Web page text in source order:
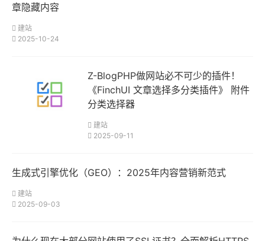
章隐藏内容
建站
2025-10-24
Z-BlogPHP做网站必不可少的插件！
《FinchUI 文章选择多分类插件》 附件
分类选择器
建站
2025-09-11
生成式引擎优化（GEO）：2025年内容营销新范式
建站
2025-09-03